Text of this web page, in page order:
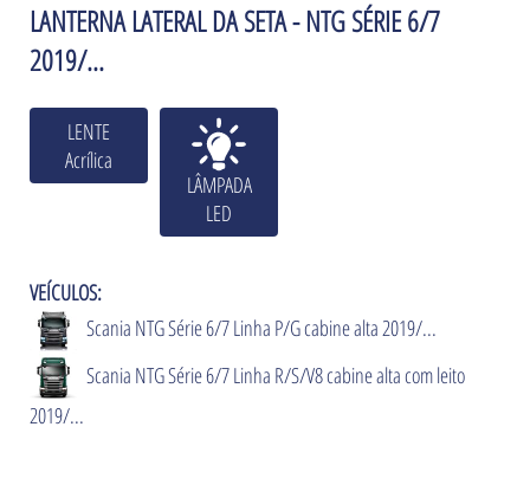
LANTERNA LATERAL DA SETA - NTG SÉRIE 6/7
2019/...
LENTE
Acrílica
LÂMPADA
LED
VEÍCULOS:
Scania NTG Série 6/7 Linha P/G cabine alta 2019/...
Scania NTG Série 6/7 Linha R/S/V8 cabine alta com leito
2019/...